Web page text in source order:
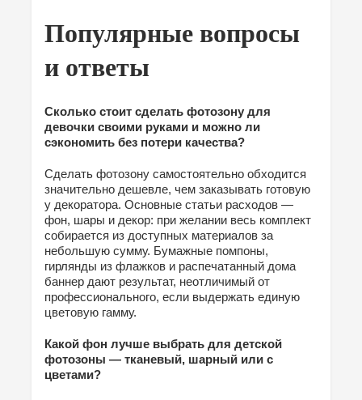
Популярные вопросы
и ответы
Сколько стоит сделать фотозону для
девочки своими руками и можно ли
сэкономить без потери качества?
Сделать фотозону самостоятельно обходится
значительно дешевле, чем заказывать готовую
у декоратора. Основные статьи расходов —
фон, шары и декор: при желании весь комплект
собирается из доступных материалов за
небольшую сумму. Бумажные помпоны,
гирлянды из флажков и распечатанный дома
баннер дают результат, неотличимый от
профессионального, если выдержать единую
цветовую гамму.
Какой фон лучше выбрать для детской
фотозоны — тканевый, шарный или с
цветами?